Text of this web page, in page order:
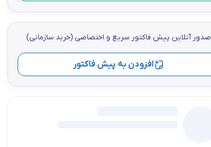
صدور آنلاین پيش فاكتور سریع و اختصاصي (خرید سازمانی)
افزودن به پیش فاکتور